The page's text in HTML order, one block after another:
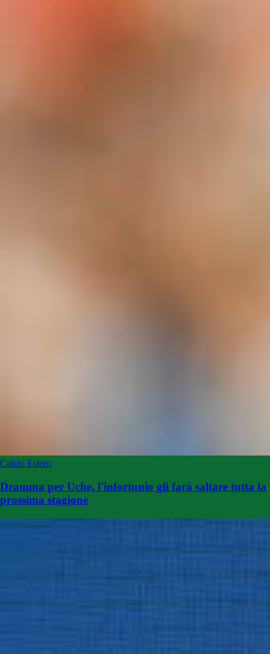
Calcio Estero
Dramma per Uche, l'infortunio gli farà saltare tutta la
prossima stagione